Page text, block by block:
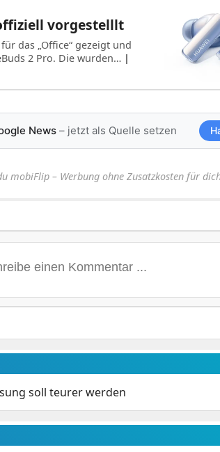
vorgestelllt
das „Office“ gezeigt und
2 Pro. Die wurden… |
News– jetzt als Quelle setzen
mobiFlip – Werbung ohne Zusatzkosten für
soll teurer werden